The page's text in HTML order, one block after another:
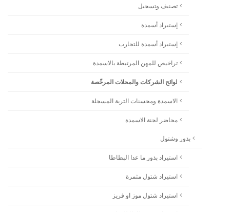
تصنيف وتسجيل
إستيراد أسمدة
إستيراد أسمدة للتجارب
تراخيص للمهن المرتبطة بالاسمدة
لوائح الشركات والمحلات المرخّصة
الاسمدة ومحسنات التربة المسجلة
محاضر لجنة الاسمدة
بذور وشتول
استيراد بذور ما عدا البطاطا
استيراد شتول مثمرة
استيراد شتول موز او فريز